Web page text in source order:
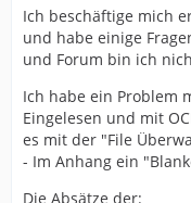
Ich beschäftige mich
und habe einige
und Forum bin ich
Ich habe ein Problem
Eingelesen und mit
es mit der "File
- Im Anhang ein
Die Absätze der: